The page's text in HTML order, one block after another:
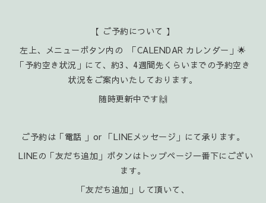
【 ご予約について 】
左上、メニューボタン内の 「CALENDAR カレンダー」🌟
「予約空き状況」にて、約3、4週間先くらいまでの予約空き
状況をご案内いたしております。
随時更新中です🙌
ご予約は「電話 」or 「LINEメッセージ」にて承ります。
LINEの「友だち追加」ボタンはトップページ一番下にござい
ます。
「友だち追加」して頂いて、